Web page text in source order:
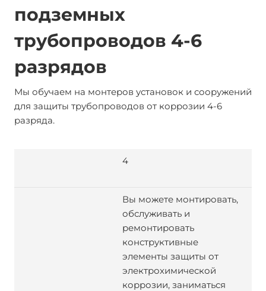
подземных
трубопроводов 4-6
разрядов
Мы обучаем на монтеров установок и сооружений
для защиты трубопроводов от коррозии 4-6
разряда.
4
Вы можете монтировать,
обслуживать и
ремонтировать
конструктивные
элементы защиты от
электрохимической
коррозии, заниматься